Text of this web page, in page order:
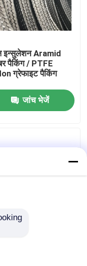
इन्सुलेशन Aramid
पैकिंग / PTFE
ग्रेफाइट पैकिंग
जांच भेजें